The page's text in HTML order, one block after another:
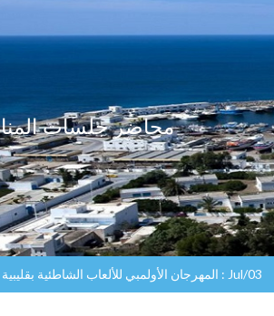
محاضر جلسات
Jul/03 : المهرجان الأولمبي للألعاب الشاطئية بقليبية